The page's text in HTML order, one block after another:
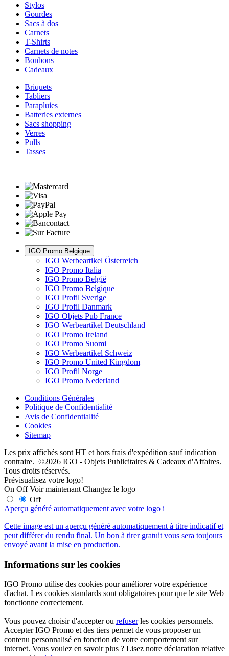
Stylos
Gourdes
Sacs à dos
Carnets
T-Shirts
Carnets de notes
Bonbons
Cadeaux
Briquets
Tabliers
Parapluies
Batteries externes
Sacs shopping
Verres
Pulls
Tasses
IGO Promo Belgique
IGO Werbeartikel Österreich
IGO Promo Italia
IGO Promo België
IGO Promo Belgique
IGO Profil Sverige
IGO Profil Danmark
IGO Objets Pub France
IGO Werbeartikel Deutschland
IGO Promo Ireland
IGO Promo Suomi
IGO Werbeartikel Schweiz
IGO Promo United Kingdom
IGO Profil Norge
IGO Promo Nederland
Conditions Générales
Politique de Confidentialité
Avis de Confidentialité
Cookies
Sitemap
Les prix affichés sont HT et hors frais d'expédition sauf indication
contraire. ©2026 IGO - Objets Publicitaires & Cadeaux d'Affaires.
Tous droits réservés.
Prévisualisez votre logo!
On Off Voir maintenant Changez le logo
Off
Aperçu généré automatiquement avec votre logo i
Cette image est un aperçu généré automatiquement à titre indicatif et
peut différer du rendu final. Un bon à tirer gratuit vous sera toujours
envoyé avant la mise en production.
Informations sur les cookies
IGO Promo utilise des cookies pour améliorer votre expérience
d'achat. Les cookies standards sont obligatoires pour que le site Web
fonctionne correctement.
Vous pouvez choisir d'accepter ou refuserles cookies personnels.
Accepter IGO Promo et des tiers permet de vous proposer un
contenu personnalisé en fonction de votre comportement sur
internet. Vous voulez en savoir plus ? Lisez notre déclaration relative